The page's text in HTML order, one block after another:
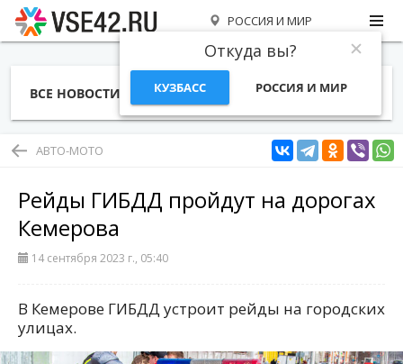
РОССИЯ И МИР
Откуда вы?
КУЗБАСС РОССИЯ И МИР
ВСЕ НОВОСТИ СТАТЬИ ТЕМЫ ФОТО
АВТО-МОТО
Рейды ГИБДД пройдут на дорогах
Кемерова
14 сентября 2023 г., 05:40
В Кемерове ГИБДД устроит рейды на городских
улицах.